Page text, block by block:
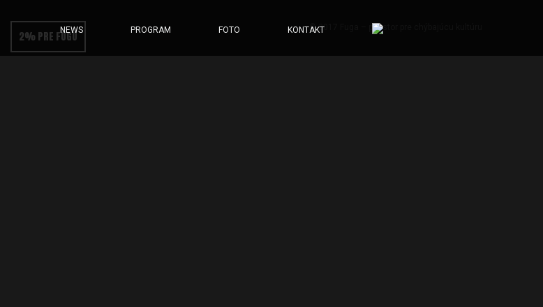
NEWS PROGRAM FOTO KONTAKT
2% PRE FUGU
© 2017 Fuga – priestor pre chýbajúcu kultúru